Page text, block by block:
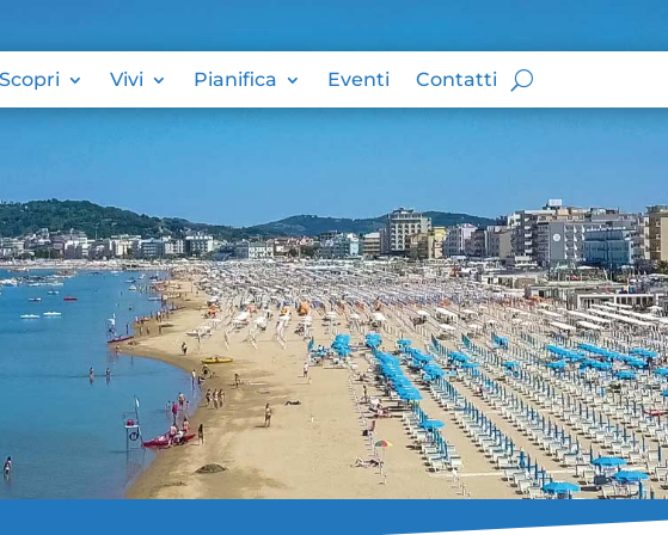
Scopri Vivi Pianifica Eventi Contatti